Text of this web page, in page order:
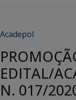
Acadepol
EDITAL/
N. 017/